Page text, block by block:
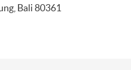
Bali 80361